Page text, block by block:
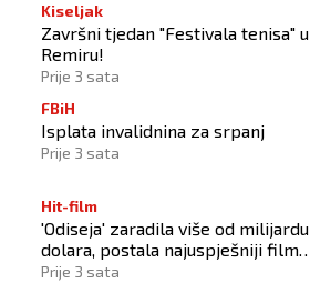
Kiseljak
Završni tjedan "Festivala tenisa" u
Remiru!
Prije 3 sata
FBiH
Isplata invalidnina za srpanj
Prije 3 sata
Hit-film
'Odiseja' zaradila više od milijardu
dolara, postala najuspješniji film
Christophera Nolana
Prije 3 sata